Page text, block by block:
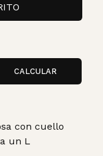
CALCULAR
con cuello
un L